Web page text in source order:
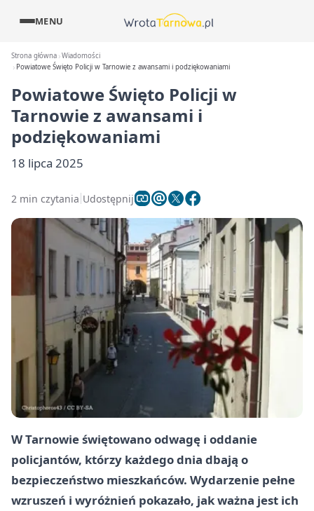
MENU
Strona główna Wiadomości
Powiatowe Święto Policji w Tarnowie z awansami i podziękowaniami
Powiatowe Święto Policji w
Tarnowie z awansami i
podziękowaniami
18 lipca 2025
2 min czytania Udostępnij
W Tarnowie świętowano odwagę i oddanie
policjantów, którzy każdego dnia dbają o
bezpieczeństwo mieszkańców. Wydarzenie pełne
wzruszeń i wyróżnień pokazało, jak ważna jest ich